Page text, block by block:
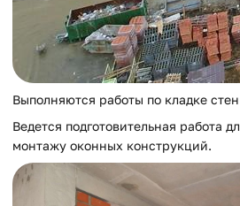
Выполняются работы по кладке
Ведется подготовительная работа
монтажу оконных конструкций.